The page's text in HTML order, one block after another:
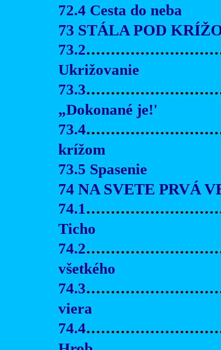
72.4 Cesta do neba
73 STÁLA POD
73.2
Ukrižovanie
73.3
„Dokonané je!'
73.4
krížom
73.5 Spasenie
74 NA SVETE PRVÁ
74.1
Ticho
74.2
všetkého
74.3
viera
74.4